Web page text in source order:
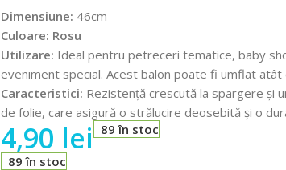
Dimensiune: 46cm
Culoare: Rosu
Utilizare: Ideal pentru petreceri tematice, baby
eveniment special. Acest balon poate fi umflat atât
Caracteristici: Rezistență crescută la spargere și
de folie, care asigură o strălucire deosebită și o
4,90 lei
89 în stoc
89 în stoc